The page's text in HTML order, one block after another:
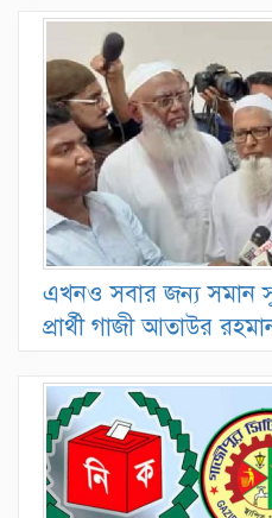
এখনও সবার জন্য সমান
প্রার্থী গাজী আতাউর